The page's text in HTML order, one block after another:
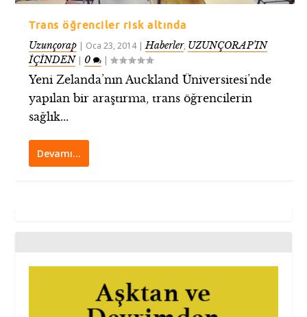
Trans öğrenciler risk altında
Uzunçorap | Oca 23, 2014|Haberler, UZUNÇORAP’IN
İÇİNDEN| 0 |
Yeni Zelanda’nın Auckland Üniversitesi’nde
yapılan bir araştırma, trans öğrencilerin
sağlık...
Devamı…